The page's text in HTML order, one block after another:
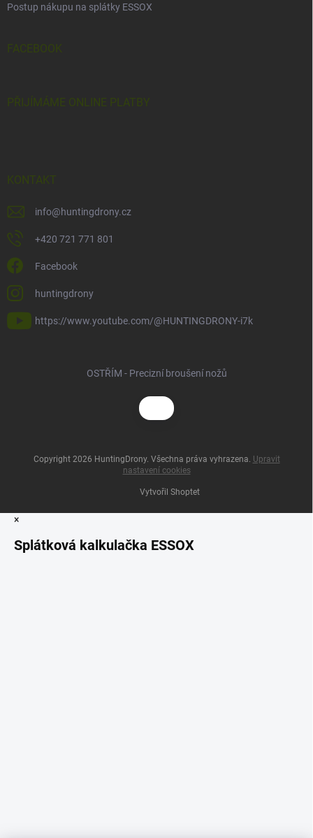
Postup nákupu na splátky ESSOX
FACEBOOK
PŘIJÍMÁME ONLINE PLATBY
KONTAKT
info@huntingdrony.cz
+420 721 771 801
Facebook
huntingdrony
https://www.youtube.com/@HUNTINGDRONY-i7k
OSTŘÍM - Precizní broušení nožů
Vytvořil Shoptet
Copyright 2026 HuntingDrony. Všechna práva vyhrazena. Upravit
nastavení cookies
×
Splátková kalkulačka ESSOX